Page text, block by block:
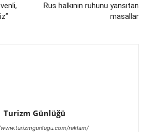
Rus halkının ruhunu yansıtan
masallar
Turizm Günlüğü
reklam/